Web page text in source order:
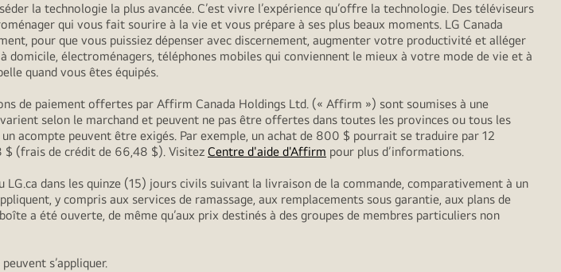
la technologie la plus avancée. C’est vivre l’expérience qu’offre la technologie. Des téléviseurs
qui vous fait sourire à la vie et vous prépare à ses plus beaux moments. LG Canada
pour que vous puissiez dépenser avec discernement, augmenter votre productivité et alléger
électroménagers, téléphones mobiles qui conviennent le mieux à votre mode de vie et à
quand vous êtes équipés.
de paiement offertes par Affirm Canada Holdings Ltd. (« Affirm ») sont soumises à une
selon le marchand et peuvent ne pas être offertes dans toutes les provinces ou tous les
acompte peuvent être exigés. Par exemple, un achat de 800 $ pourrait se traduire par 12
$ (frais de crédit de 66,48 $). Visitez Centre d'aide d'Affirm pour plus d’informations.
LG.ca dans les quinze (15) jours civils suivant la livraison de la commande, comparativement à un
y compris aux services de ramassage, aux remplacements sous garantie, aux plans de
a été ouverte, de même qu’aux prix destinés à des groupes de membres particuliers non
s’appliquer.